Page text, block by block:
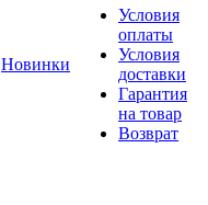
Новинки
Условия
оплаты
Условия
доставки
Гарантия
на товар
Возврат